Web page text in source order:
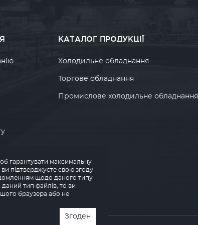
КАТАЛОГ ПРОДУКЦІЇ
Холодильне обладнання
Торгове обладнання
Промислове холодильне обладнання
гарантувати максимальну
підтверджуєте свою згоду
щодо даного типу
тип файлів, то ви
браузера або не
Згоден